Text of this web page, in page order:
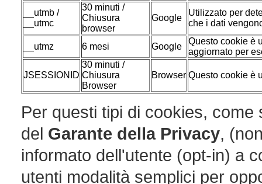
__utmb /
__utmc
30 minuti /
Chiusura
browser
Google
Utilizzato per
che i dati
__utmz 6 mesi Google
Questo cookie è
aggiornato per
JSESSIONID
30 minuti /
Chiusura
Browser
Browser Questo cookie è
Per questi tipi di cookies,
del Garante della Privacy,
informato dell'utente (opt-in) a
utenti modalità semplici per